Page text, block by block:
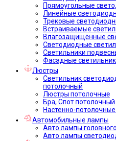
Прямоугольные
Линейные
Трековые
Встраиваемые
Влагозащищённые
Светодиодные
Светильники
Фасадные
Люстры
Светильник
потолочный
Люстры потолочные
Бра, Спот потолочный
Настенно-
Автомобильные лампы
Авто лампы
Авто лампы